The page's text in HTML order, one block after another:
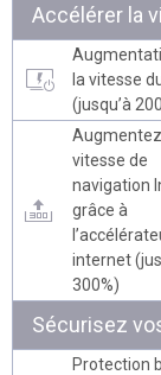
Accélérer la
la vitesse
(jusqu’à
vitesse de
navigation
grâce à
internet
300%)
Sécurisez
Protection